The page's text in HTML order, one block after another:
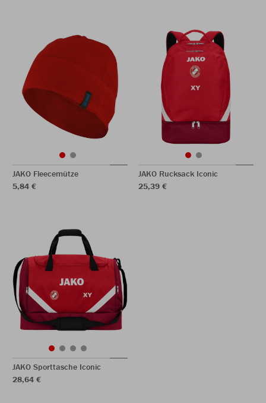
JAKO Fleecemütze
5,84 €
JAKO Rucksack Iconic
25,39 €
JAKO Sporttasche Iconic
28,64 €